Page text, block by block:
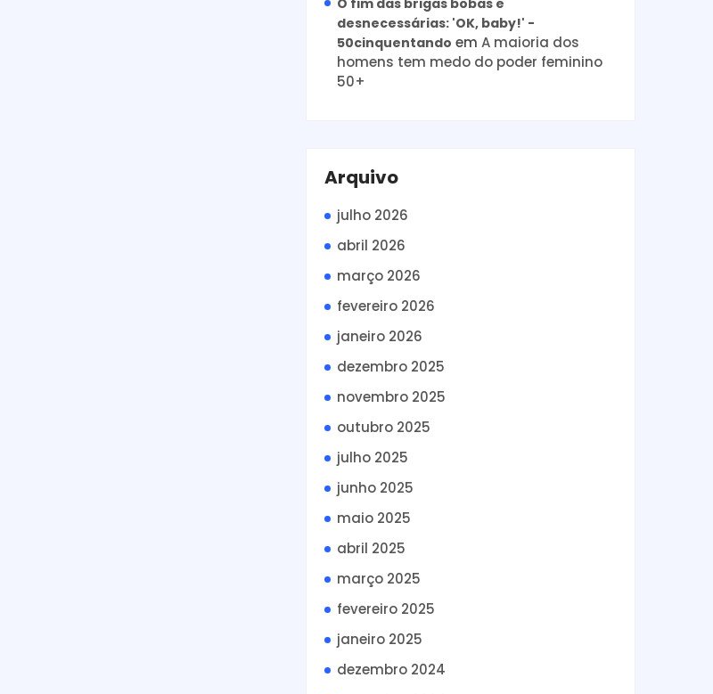
O fim das brigas bobas e
desnecessárias: 'OK, baby!' -
50cinquentando em A maioria dos
homens tem medo do poder feminino
50+
Arquivo
julho 2026
abril 2026
março 2026
fevereiro 2026
janeiro 2026
dezembro 2025
novembro 2025
outubro 2025
julho 2025
junho 2025
maio 2025
abril 2025
março 2025
fevereiro 2025
janeiro 2025
dezembro 2024